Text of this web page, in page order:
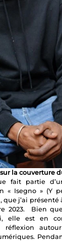
la couverture
fait partie
« Isegno » (Y
j’ai présenté
2023. Bien
elle est en
réflexion